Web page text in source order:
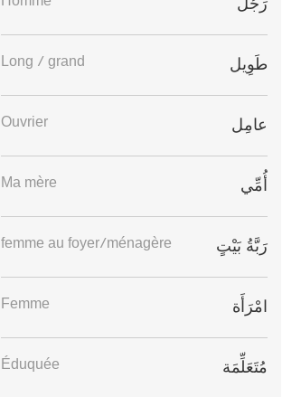
رَجُل
طَوِيل Long / grand
عامِل Ouvrier
أُمِّي Ma mère
رَبَّةُ بَيْتٍ femme au foyer/ménagère
امْرَأَة Femme
مُتَعَلِّمَة Éduquée